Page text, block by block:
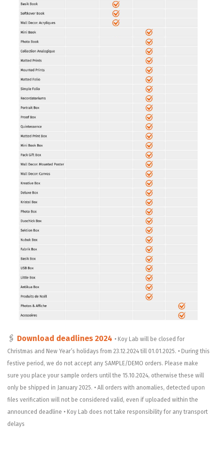
🖇 Download deadlines 2024 • Koy Lab will be closed for
Christmas and New Year’s holidays from 23.12.2024 till 01.01.2025. • During this
festive period, we do not accept any SAMPLE/DEMO orders. Please make
sure you place your sample orders until the 15.10.2024, otherwise these will
only be shipped in January 2025. • All orders with anomalies, detected upon
files verification will not be considered valid, even if uploaded within the
announced deadline • Koy Lab does not take responsibility for any transport
delays